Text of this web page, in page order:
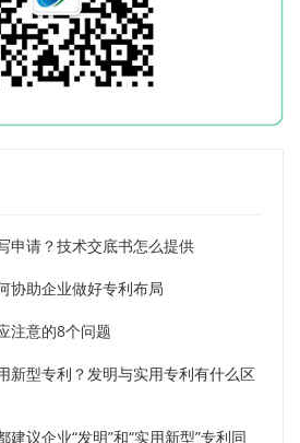
申请？技术交底书怎么提供
协助企业做好专利布局
注意的8个问题
新型专利？发明与实用专利有什么区
议企业“发明”和“实用新型”专利同